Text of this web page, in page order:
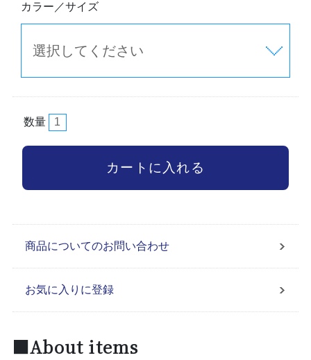
カラー／サイズ
数量
商品についてのお問い合わせ
お気に入りに登録
■About items